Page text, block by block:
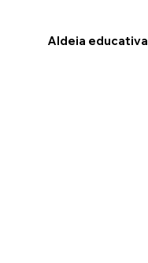
Aldeia educativa